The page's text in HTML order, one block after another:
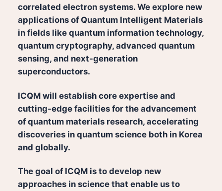
correlated electron systems. We explore new
applications of Quantum Intelligent Materials
in fields like quantum information technology,
quantum cryptography, advanced quantum
sensing, and next-generation
superconductors.
ICQM will establish core expertise and
cutting-edge facilities for the advancement
of quantum materials research, accelerating
discoveries in quantum science both in Korea
and globally.
The goal of ICQM is to develop new
approaches in science that enable us to